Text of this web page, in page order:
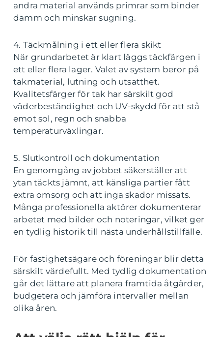
andra material används primrar som binder
damm och minskar sugning.
4. Täckmålning i ett eller flera skikt
När grundarbetet är klart läggs täckfärgen i
ett eller flera lager. Valet av system beror på
takmaterial, lutning och utsatthet.
Kvalitetsfärger för tak har särskilt god
väderbeständighet och UV-skydd för att stå
emot sol, regn och snabba
temperaturväxlingar.
5. Slutkontroll och dokumentation
En genomgång av jobbet säkerställer att
ytan täckts jämnt, att känsliga partier fått
extra omsorg och att inga skador missats.
Många professionella aktörer dokumenterar
arbetet med bilder och noteringar, vilket ger
en tydlig historik till nästa underhållstillfälle.
För fastighetsägare och föreningar blir detta
särskilt värdefullt. Med tydlig dokumentation
går det lättare att planera framtida åtgärder,
budgetera och jämföra intervaller mellan
olika åren.